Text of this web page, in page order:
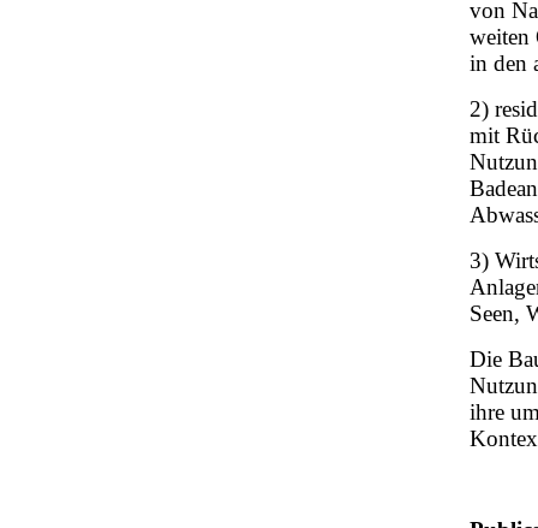
von
weiten
in den
2)
mit
3)
Seen,
Die
ihre